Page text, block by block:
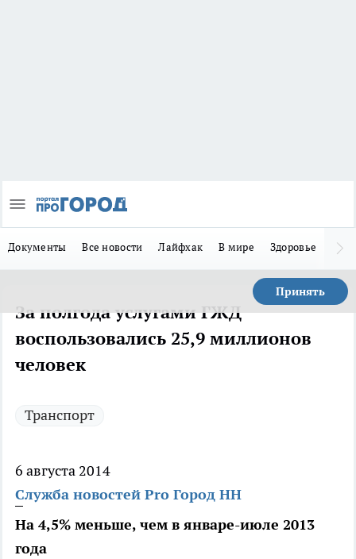
Документы Все новости Лайфхак В мире Здоровье
Принять
За полгода услугами ГЖД
воспользовались 25,9 миллионов
человек
Транспорт
6 августа 2014
Служба новостей Pro Город НН
На 4,5% меньше, чем в январе-июле 2013
года